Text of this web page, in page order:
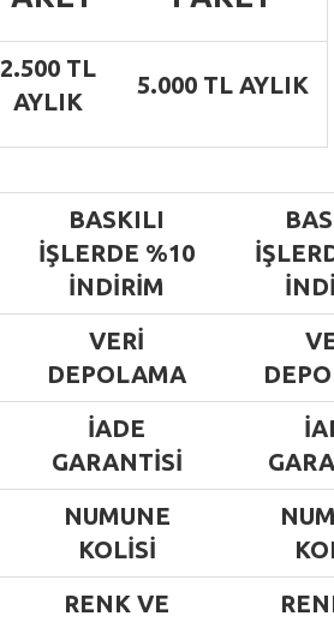
2.500 TL
AYLIK
5.000 TL AYLIK
BASKILI
IŞLERDE %10
INDIRIM
VERI
DEPOLAMA
İADE
GARANTISI
NUMUNE
KOLISI
RENK VE